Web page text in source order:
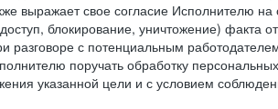
выражает свое согласие Исполнителю
блокирование, уничтожение)
с потенциальным
поручать обработку
указанной цели и с условием